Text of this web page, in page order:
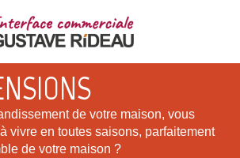
de votre maison, vous
vivre en toutes saisons, parfaitement
de votre maison ?